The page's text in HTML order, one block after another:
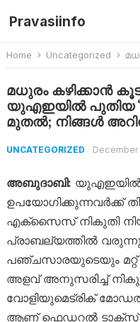
Pravasiinfo
Home Uncategorized മധുരം
മധുരം കഴിക്കാൻ
യുഎഇയിൽ പുതിയ
മുതൽ; നിങ്ങൾ
UNCATEGORIZED
അബുദാബി: യുഎഇയിൽ
ഉപയോഗിക്കുന്നവർക്ക്
എക്സൈസ് നികുതി
പ്രാബല്യത്തിൽ വരുന്നു.
പഞ്ചസാരയുടെയും
അളവ് അനുസരിച്ച്
വോളിയുമെട്രിക് മോഡൽ’
ആണ് ഫെഡറൽ ടാക്സ്